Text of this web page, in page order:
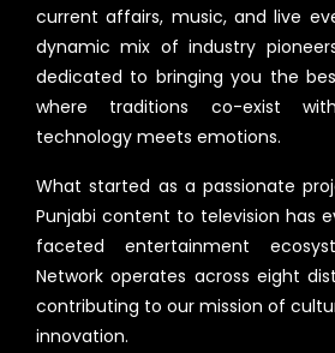
current affairs, music, and live
dynamic mix of industry
dedicated to bringing you the
where traditions co-exist
technology meets emotions.
What started as a passionate
Punjabi content to television has
faceted entertainment
Network operates across eight
contributing to our mission of
innovation.